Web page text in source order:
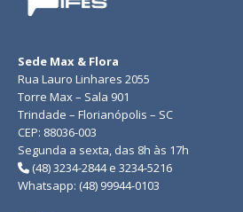
Sede Max & Flora
Rua Lauro Linhares 2055
Torre Max – Sala 901
Trindade – Florianópolis – SC
CEP: 88036-003
Segunda a sexta, das 8h às 17h
(48) 3234-2844 e 3234-5216
Whatsapp: (48) 99944-0103